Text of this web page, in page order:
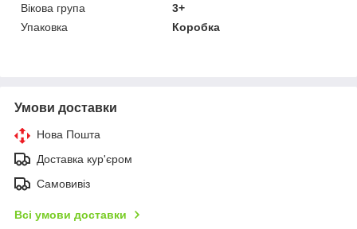
Вікова група
3+
Упаковка
Коробка
Умови доставки
Нова Пошта
Доставка кур'єром
Самовивіз
Всі умови доставки